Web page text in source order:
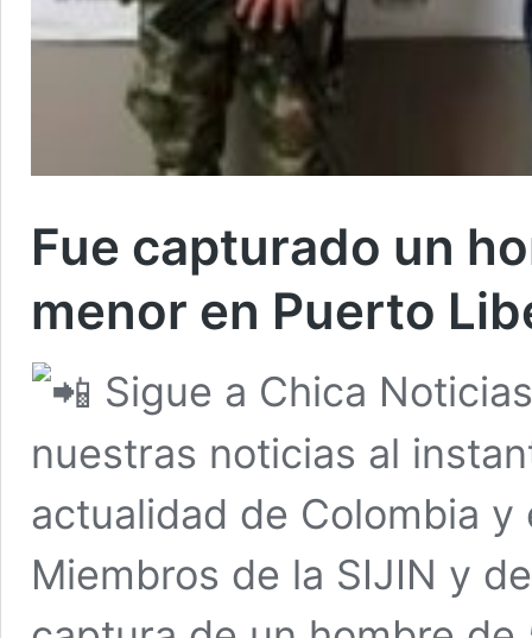
Fue capturado un
menor en Puerto
Sigue a Chica
nuestras noticias al
actualidad de Colombia
Miembros de la SIJIN y